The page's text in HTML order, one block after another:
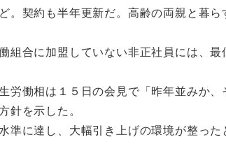
。契約も半年更新だ。高齢の両親と暮ら
組合に加盟していない非正社員には、最
労働相は１５日の会見で「昨年並みか、
を示した。
準に達し、大幅引き上げの環境が整った